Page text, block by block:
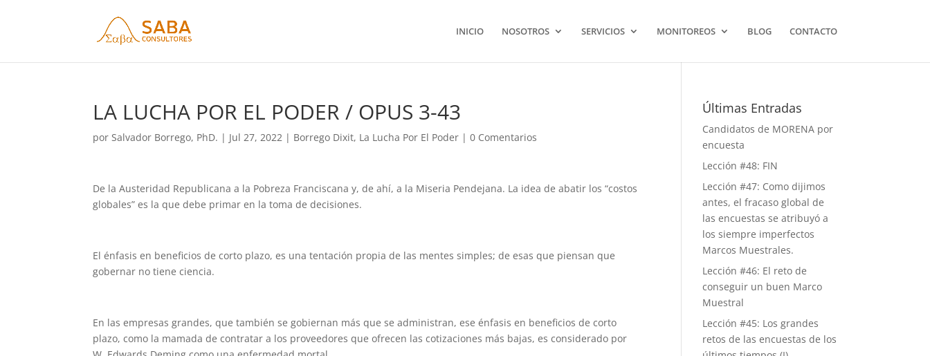
INICIO NOSOTROS SERVICIOS MONITOREOS BLOG CONTACTO
LA LUCHA POR EL PODER / OPUS 3-43
porSalvador Borrego, PhD. | Jul 27, 2022 | Borrego Dixit, La Lucha Por El Poder |0 Comentarios
De la Austeridad Republicana a la Pobreza Franciscana y, de ahí, a la Miseria Pendejana. La idea de abatir los “costos
globales” es la que debe primar en la toma de decisiones.
El énfasis en beneficios de corto plazo, es una tentación propia de las mentes simples; de esas que piensan que
gobernar no tiene ciencia.
En las empresas grandes, que también se gobiernan más que se administran, ese énfasis en beneficios de corto
plazo, como la mamada de contratar a los proveedores que ofrecen las cotizaciones más bajas, es considerado por
Últimas Entradas
Candidatos de MORENA por
encuesta
Lección #48: FIN
Lección #47: Como dijimos
antes, el fracaso global de
las encuestas se atribuyó a
los siempre imperfectos
Marcos Muestrales.
Lección #46: El reto de
conseguir un buen Marco
Muestral
Lección #45: Los grandes
retos de las encuestas de los